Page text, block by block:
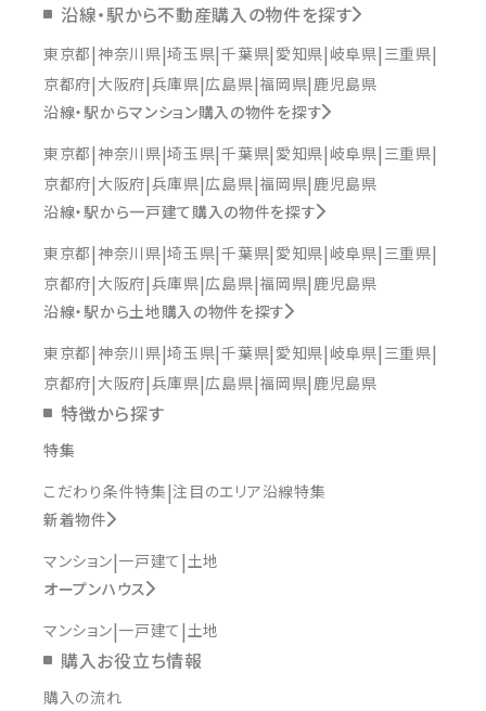
沿線・駅から不動産購入の物件を探す
東京都 神奈川県 埼玉県 千葉県 愛知県 岐阜県 三重県
京都府 大阪府 兵庫県 広島県 福岡県 鹿児島県
沿線・駅からマンション購入の物件を探す
東京都 神奈川県 埼玉県 千葉県 愛知県 岐阜県 三重県
京都府 大阪府 兵庫県 広島県 福岡県 鹿児島県
沿線・駅から一戸建て購入の物件を探す
東京都 神奈川県 埼玉県 千葉県 愛知県 岐阜県 三重県
京都府 大阪府 兵庫県 広島県 福岡県 鹿児島県
沿線・駅から土地購入の物件を探す
東京都 神奈川県 埼玉県 千葉県 愛知県 岐阜県 三重県
京都府 大阪府 兵庫県 広島県 福岡県 鹿児島県
特徴から探す
特集
こだわり条件特集 注目のエリア沿線特集
新着物件
マンション 一戸建て 土地
オープンハウス
マンション 一戸建て 土地
購入お役立ち情報
購入の流れ